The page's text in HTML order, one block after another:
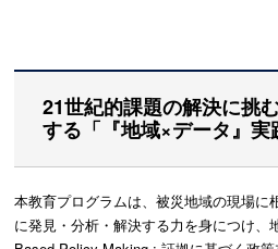
21世紀的課題の解決に挑
する「『地域×データ』実
本教育プログラムは、被災地域の現場に
に発見・分析・解決する力を身につけ